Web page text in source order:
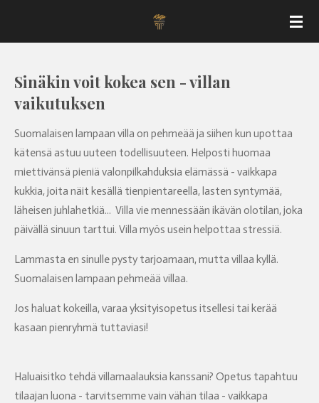
Sinäkin voit kokea sen - villan
vaikutuksen
Suomalaisen lampaan villa on pehmeää ja siihen kun upottaa
kätensä astuu uuteen todellisuuteen. Helposti huomaa
miettivänsä pieniä valonpilkahduksia elämässä - vaikkapa
kukkia, joita näit kesällä tienpientareella, lasten syntymää,
läheisen juhlahetkiä... Villa vie mennessään ikävän olotilan, joka
päivällä sinuun tarttui. Villa myös usein helpottaa stressiä.
Lammasta en sinulle pysty tarjoamaan, mutta villaa kyllä.
Suomalaisen lampaan pehmeää villaa.
Jos haluat kokeilla, varaa yksityisopetus itsellesi tai kerää
kasaan pienryhmä tuttaviasi!
Haluaisitko tehdä villamaalauksia kanssani? Opetus tapahtuu
tilaajan luona - tarvitsemme vain vähän tilaa - vaikkapa